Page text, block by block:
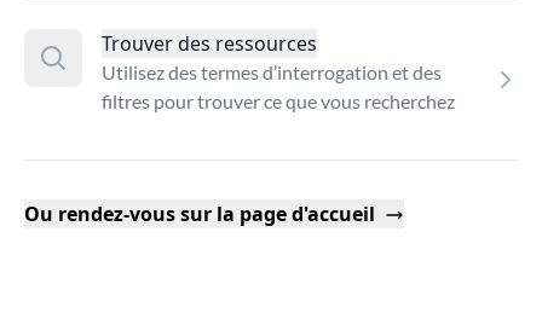
Trouver des ressources
Utilisez des termes d’interrogation et des
filtres pour trouver ce que vous recherchez
Ou rendez-vous sur la page d'accueil